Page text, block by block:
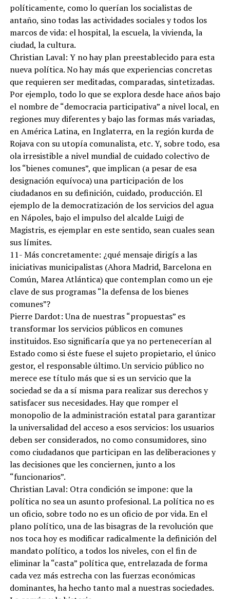
políticamente, como lo querían los socialistas de
antaño, sino todas las actividades sociales y todos los
marcos de vida: el hospital, la escuela, la vivienda, la
ciudad, la cultura.
Christian Laval: Y no hay plan preestablecido para esta
nueva política. No hay más que experiencias concretas
que requieren ser meditadas, comparadas, sintetizadas.
Por ejemplo, todo lo que se explora desde hace años bajo
el nombre de “democracia participativa” a nivel local, en
regiones muy diferentes y bajo las formas más variadas,
en América Latina, en Inglaterra, en la región kurda de
Rojava con su utopía comunalista, etc. Y, sobre todo, esa
ola irresistible a nivel mundial de cuidado colectivo de
los “bienes comunes”, que implican (a pesar de esa
designación equívoca) una participación de los
ciudadanos en su definición, cuidado, producción. El
ejemplo de la democratización de los servicios del agua
en Nápoles, bajo el impulso del alcalde Luigi de
Magistris, es ejemplar en este sentido, sean cuales sean
sus límites.
11- Más concretamente: ¿qué mensaje dirigís a las
iniciativas municipalistas (Ahora Madrid, Barcelona en
Común, Marea Atlántica) que contemplan como un eje
clave de sus programas “la defensa de los bienes
comunes”?
Pierre Dardot: Una de nuestras “propuestas” es
transformar los servicios públicos en comunes
instituidos. Eso significaría que ya no pertenecerían al
Estado como si éste fuese el sujeto propietario, el único
gestor, el responsable último. Un servicio público no
merece ese título más que si es un servicio que la
sociedad se da a sí misma para realizar sus derechos y
satisfacer sus necesidades. Hay que romper el
monopolio de la administración estatal para garantizar
la universalidad del acceso a esos servicios: los usuarios
deben ser considerados, no como consumidores, sino
como ciudadanos que participan en las deliberaciones y
las decisiones que les conciernen, junto a los
“funcionarios”.
Christian Laval: Otra condición se impone: que la
política no sea un asunto profesional. La política no es
un oficio, sobre todo no es un oficio de por vida. En el
plano político, una de las bisagras de la revolución que
nos toca hoy es modificar radicalmente la definición del
mandato político, a todos los niveles, con el fin de
eliminar la “casta” política que, entrelazada de forma
cada vez más estrecha con las fuerzas económicas
dominantes, ha hecho tanto mal a nuestras sociedades.